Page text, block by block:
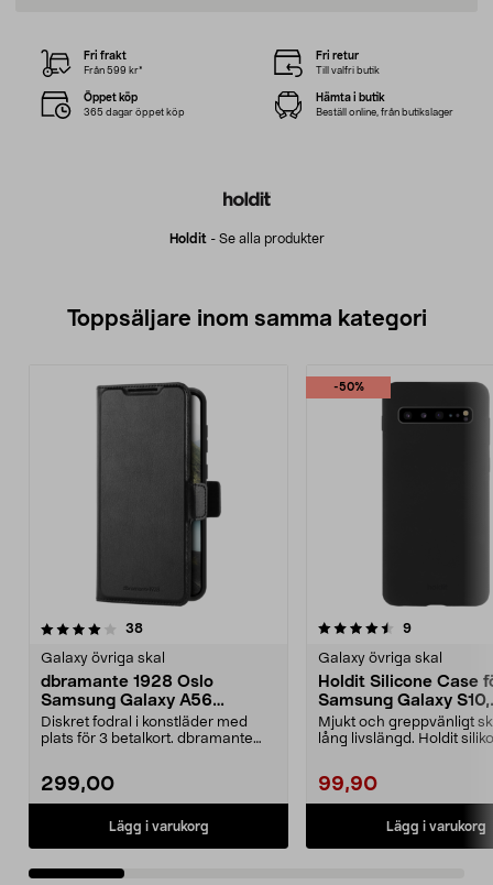
Holdit - Se alla produkter
Fri frakt
Från 599 kr*
Fri retur
Till valfri butik
Öppet köp
365 dagar öppet köp
Hämta i butik
Beställ online, från butikslager
Toppsäljare inom samma kategori
38recensioner
Galaxy övriga skal
dbramante 1928 Oslo
Samsung Galaxy A56
plånboksfodral
Diskret fodral i konstläder med
plats för 3 betalkort. dbramante
299,00
Lägg i varukorg
-50%
4.5 av 5 stjärnor 9recensioner
Galaxy övriga skal
Holdit Silicone Case
Samsung Galaxy S10,
mobilskal
Mjukt och greppvänligt
lång livslängd. Holdit
99,90
Lägg i varukorg
4.0 av 5 stjärnor